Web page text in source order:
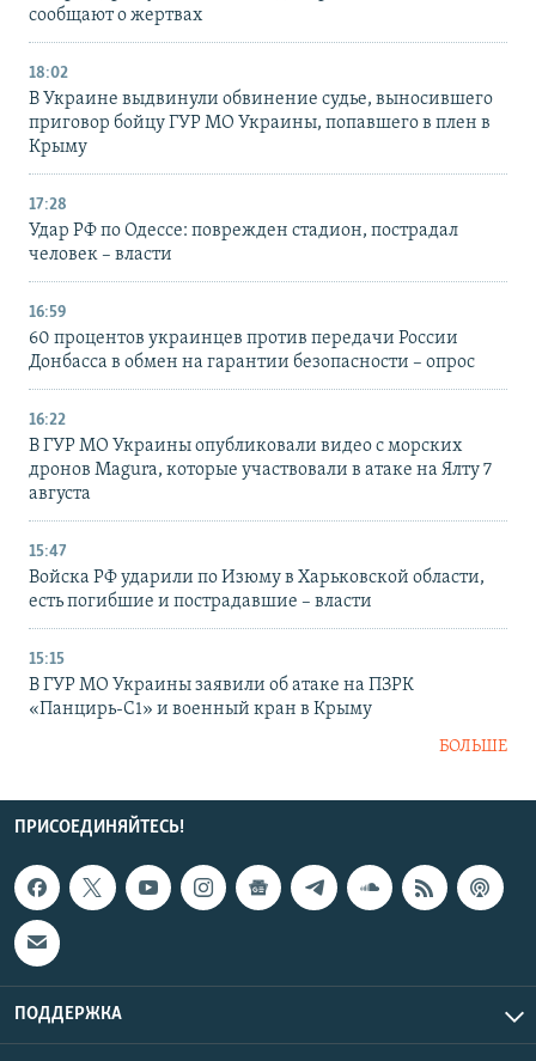
сообщают о жертвах
18:02
В Украине выдвинули обвинение судье, выносившего
приговор бойцу ГУР МО Украины, попавшего в плен в
Крыму
17:28
Удар РФ по Одессе: поврежден стадион, пострадал
человек – власти
16:59
60 процентов украинцев против передачи России
Донбасса в обмен на гарантии безопасности – опрос
16:22
В ГУР МО Украины опубликовали видео с морских
дронов Magura, которые участвовали в атаке на Ялту 7
августа
15:47
Войска РФ ударили по Изюму в Харьковской области,
есть погибшие и пострадавшие – власти
15:15
В ГУР МО Украины заявили об атаке на ПЗРК
«Панцирь-С1» и военный кран в Крыму
БОЛЬШЕ
ПРИСОЕДИНЯЙТЕСЬ!
ПОДДЕРЖКА